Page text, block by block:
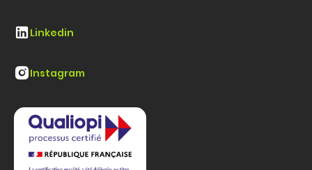
Linkedin
Instagram